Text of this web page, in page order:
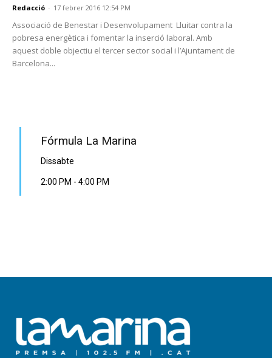
Redacció - 17 febrer 2016 12:54 PM
Associació de Benestar i Desenvolupament Lluitar contra la
pobresa energètica i fomentar la inserció laboral. Amb
aquest doble objectiu el tercer sector social i l’Ajuntament de
Barcelona...
Fórmula La Marina
Dissabte
2:00 PM - 4:00 PM